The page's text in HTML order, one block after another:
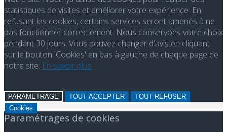
Notre site Noethys utilise des cookies pour réaliser des
statistiques de visites et améliorer votre expérience. En
refusant les cookies, certains services seront amenés à ne
pas fonctionner correctement. Nous conservons votre choix
pendant 30 jours. Vous pouvez changer d'avis en cliquant
sur le bouton 'Cookies' en bas à gauche de chaque page de
En savoir plus
PARAMETRAGE TOUT ACCEPTER
TOUT REFUSER
Cookies
Paramétrages de cookies